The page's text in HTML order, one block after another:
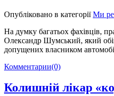
Опубліковано в категоріїМи
На думку багатьох фахівців,
Олександр Шумський, який
допущених власником
Комментарии(0)
Колишній лікар